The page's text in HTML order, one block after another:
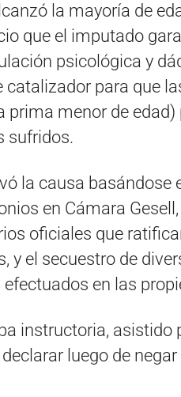
la mayoría de
que el imputado
psicológica y
catalizador para que
prima menor de
sufridos.
la causa
en Cámara
oficiales que
y el secuestro de
en las
instructoria, asistido
luego de